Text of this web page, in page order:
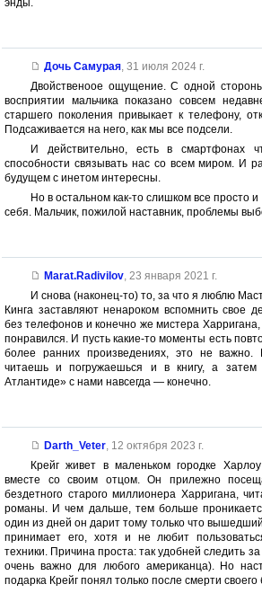
энды.
Дочь Самурая, 31 июля 2024 г.
Двойственоое ощущение. С одной
восприятии мальчика показано совсем
старшего поколения привыкает к телефону,
Подсаживается на него, как мы все подсели.
И действительно, есть в смартфонах
способности связывать нас со всем миром. И
будущем с инетом интересны.
Но в остальном как-то слишком все просто
себя. Мальчик, пожилой наставник, проблемы
Marat.Radivilov, 23 января 2021 г.
И снова (наконец-то) то, за что я люблю
Кинга заставляют ненароком вспомнить свое
без телефонов и конечно же мистера
понравился. И пусть какие-то моменты есть
более ранних произведениях, это не
читаешь и погружаешься и в книгу, а
Атлантиде» с нами навсегда — конечно.
Darth_Veter, 12 октября 2023 г.
Крейг живет в маленьком городке
вместе со своим отцом. Он прилежно
бездетного старого миллионера Харригана,
романы. И чем дальше, тем больше
один из дней он дарит тому только что
принимает его, хотя и не любит
техники. Причина проста: так удобней следить
очень важно для любого американца). Но
подарка Крейг понял только после смерти своего